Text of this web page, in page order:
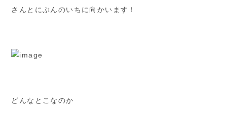
さんとにぶんのいちに向かいます！
どんなとこなのか